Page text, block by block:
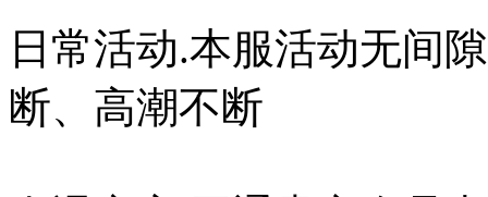
日常活动.本服活动无间
断、高潮不断